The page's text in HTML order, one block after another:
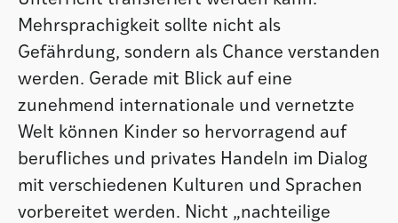
Mehrsprachigkeit sollte nicht als
Gefährdung, sondern als Chance verstanden
werden. Gerade mit Blick auf eine
zunehmend internationale und vernetzte
Welt können Kinder so hervorragend auf
berufliches und privates Handeln im Dialog
mit verschiedenen Kulturen und Sprachen
vorbereitet werden. Nicht „nachteilige